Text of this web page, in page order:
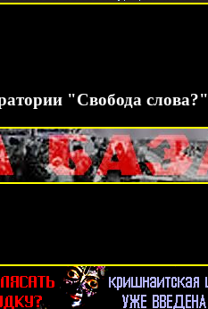
"Свобода слова?"